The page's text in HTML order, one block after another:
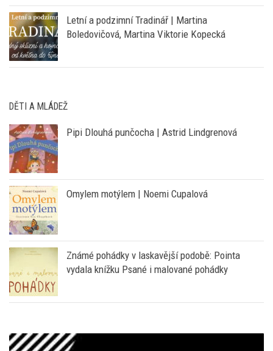
Letní a podzimní Tradinář | Martina
Boledovičová, Martina Viktorie Kopecká
DĚTI A MLÁDEŽ
Pipi Dlouhá punčocha | Astrid Lindgrenová
Omylem motýlem | Noemi Cupalová
Známé pohádky v laskavější podobě: Pointa
vydala knížku Psané i malované pohádky